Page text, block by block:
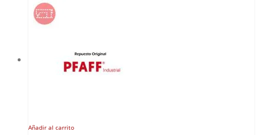
Añadir al carrito